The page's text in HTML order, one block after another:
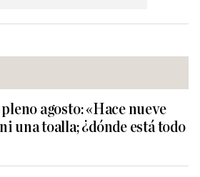
agosto: «Hace nueve
una toalla; ¿dónde está todo